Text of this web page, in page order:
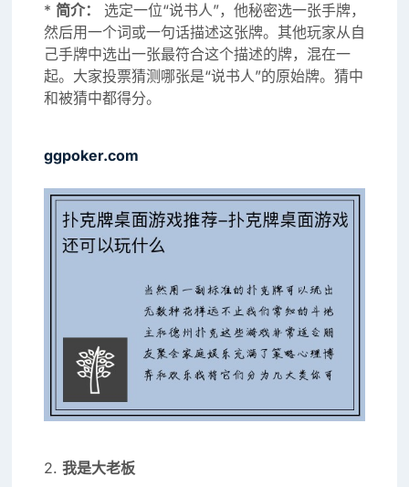
* 简介：
选定一位“说书人”，他秘密选一张手牌，
然后用一个词或一句话描述这张牌。其他玩家从自
己手牌中选出一张最符合这个描述的牌，混在一
起。大家投票猜测哪张是“说书人”的原始牌。猜中
和被猜中都得分。
ggpoker.com
2. 我是大老板